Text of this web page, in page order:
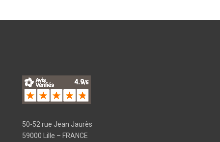
50-52 rue Jean Jaurès
59000 Lille – FRANCE